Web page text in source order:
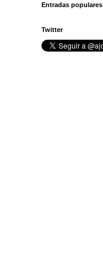
Entradas populares
Twitter